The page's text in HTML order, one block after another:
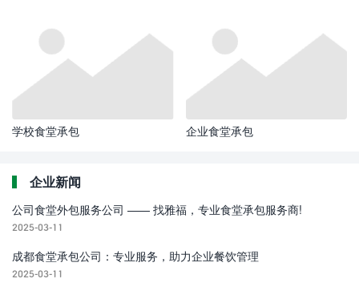
学校食堂承包 企业食堂承包
企业新闻
公司食堂外包服务公司 —— 找雅福，专业食堂承包服务商!
2025-03-11
成都食堂承包公司：专业服务，助力企业餐饮管理
2025-03-11